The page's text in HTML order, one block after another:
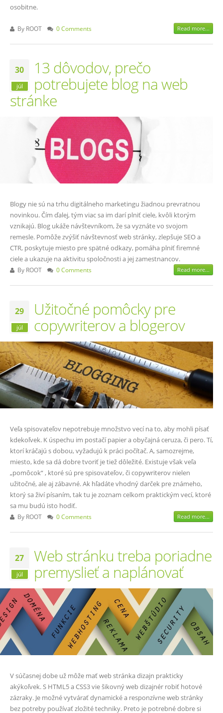
osobitne.
By ROOT 0 Comments Read more...
30
júl
13 dôvodov, prečo
potrebujete blog na web
stránke
Blogy nie sú na trhu digitálneho marketingu žiadnou prevratnou
novinkou. Čím ďalej, tým viac sa im darí plniť ciele, kvôli ktorým
vznikajú. Blog ukáže návštevníkom, že sa vyznáte vo svojom
remesle. Pomôže zvýšiť návštevnosť web stránky, zlepšuje SEO a
CTR, poskytuje miesto pre spätné odkazy, pomáha plniť firemné
ciele a ukazuje na aktivitu spoločnosti a jej zamestnancov.
By ROOT 0 Comments Read more...
29
júl
Užitočné pomôcky pre
copywriterov a blogerov
Veľa spisovateľov nepotrebuje množstvo vecí na to, aby mohli písať
kdekoľvek. K úspechu im postačí papier a obyčajná ceruza, či pero. Tí,
ktorí kráčajú s dobou, vyžadujú k práci počítač. A, samozrejme,
miesto, kde sa dá dobre tvoriť je tiež dôležité. Existuje však veľa
„pomôcok“ , ktoré sú pre spisovateľov, či copywriterov nielen
užitočné, ale aj zábavné. Ak hľadáte vhodný darček pre známeho,
ktorý sa živí písaním, tak tu je zoznam celkom praktickým vecí, ktoré
sa mu budú isto hodiť.
By ROOT 0 Comments Read more...
27
júl
Web stránku treba poriadne
premyslieť a naplánovať
V súčasnej dobe už môže mať web stránka dizajn prakticky
akýkoľvek. S HTML5 a CSS3 vie šikovný web dizajnér robiť hotové
zázraky. Je možné vytvárať dynamické a responzívne web stránky
bez potreby používať zložité techniky. Preto je potrebné dobre si